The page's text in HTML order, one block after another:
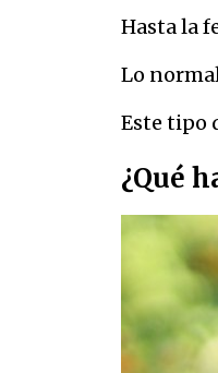
Hasta la
Lo
Este tipo
¿Qué